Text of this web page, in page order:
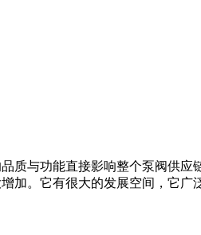
质与功能直接影响整个泵阀供应
加。它有很大的发展空间，它广